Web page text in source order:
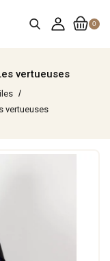
0
vertueuses
vertueuses